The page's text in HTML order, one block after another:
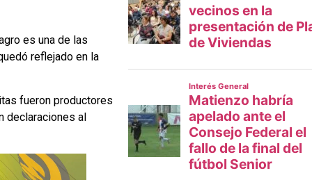
es una de las
reflejado en la
fueron productores
declaraciones al